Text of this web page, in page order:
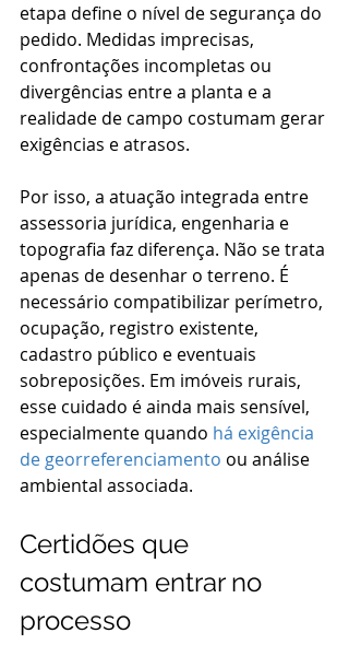
etapa define o nível de segurança do
pedido. Medidas imprecisas,
confrontações incompletas ou
divergências entre a planta e a
realidade de campo costumam gerar
exigências e atrasos.
Por isso, a atuação integrada entre
assessoria jurídica, engenharia e
topografia faz diferença. Não se trata
apenas de desenhar o terreno. É
necessário compatibilizar perímetro,
ocupação, registro existente,
cadastro público e eventuais
sobreposições. Em imóveis rurais,
esse cuidado é ainda mais sensível,
especialmente quando há exigência
de georreferenciamento ou análise
ambiental associada.
Certidões que
costumam entrar no
processo